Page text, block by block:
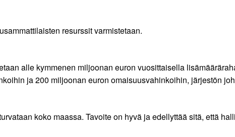
resurssit varmistetaan.
alle kymmenen miljoonan euron vuosittaisella
ja 200 miljoonan euron omaisuusvahinkoihin, järjestön
koko maassa. Tavoite on hyvä ja edellyttää sitä, että